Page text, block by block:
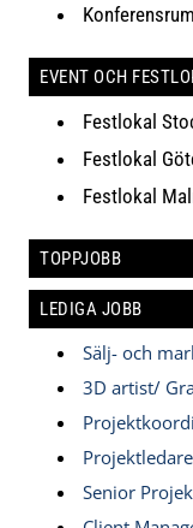
EVENT OCH
Festlokal
Festlokal
Festlokal
TOPPJOBB
LEDIGA JOBB
Sälj- och
3D artist/
Senior